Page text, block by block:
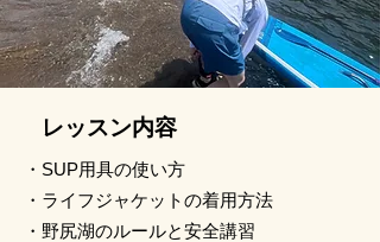
レッスン内容
​・SUP用具の使い方
・ライフジャケットの着用方法
・野尻湖のルールと安全講習